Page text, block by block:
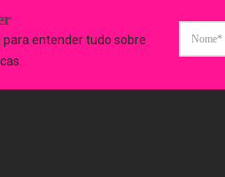
entender tudo sobre